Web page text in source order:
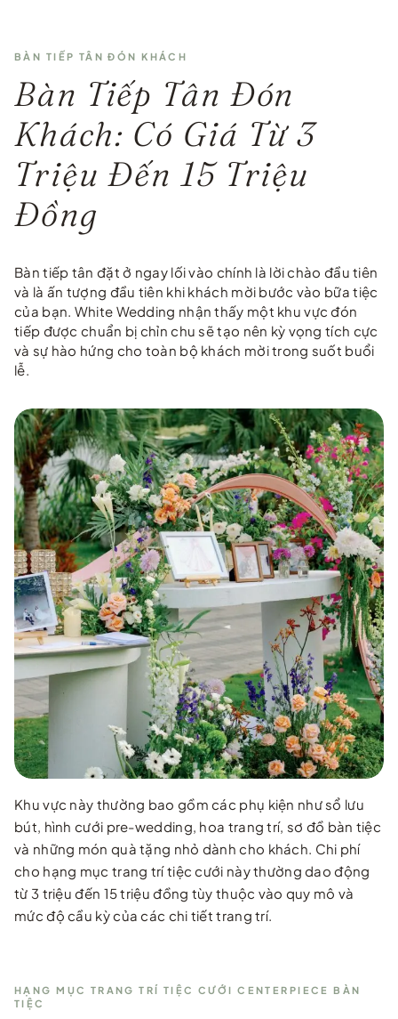
BÀN TIẾP TÂN ĐÓN KHÁCH
Bàn Tiếp Tân Đón
Khách: Có Giá Từ 3
Triệu Đến 15 Triệu
Đồng
Bàn tiếp tân đặt ở ngay lối vào chính là lời chào đầu tiên
và là ấn tượng đầu tiên khi khách mời bước vào bữa tiệc
của bạn. White Wedding nhận thấy một khu vực đón
tiếp được chuẩn bị chỉn chu sẽ tạo nên kỳ vọng tích cực
và sự hào hứng cho toàn bộ khách mời trong suốt buổi
lễ.
Khu vực này thường bao gồm các phụ kiện như sổ lưu
bút, hình cưới pre-wedding, hoa trang trí, sơ đồ bàn tiệc
và những món quà tặng nhỏ dành cho khách. Chi phí
cho hạng mục trang trí tiệc cưới này thường dao động
từ 3 triệu đến 15 triệu đồng tùy thuộc vào quy mô và
mức độ cầu kỳ của các chi tiết trang trí.
HẠNG MỤC TRANG TRÍ TIỆC CƯỚI CENTERPIECE BÀN
TIỆC